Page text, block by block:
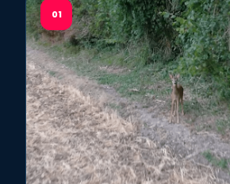
01